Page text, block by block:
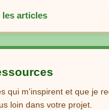
articles
qui m'inspirent et que je
loin dans votre projet.